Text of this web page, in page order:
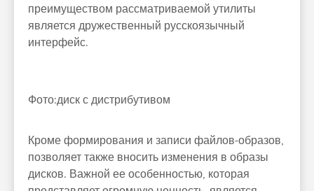
преимуществом рассматриваемой утилиты
является дружественный русскоязычный
интерфейс.
Фото:диск с дистрибутивом
Кроме формирования и записи файлов-образов,
позволяет также вносить изменения в образы
дисков. Важной ее особенностью, которая